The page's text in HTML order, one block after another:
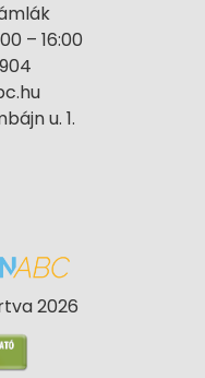
– 16:00
u. 1.
2026